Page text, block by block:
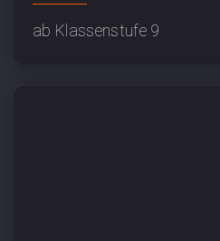
ab Klassenstufe 9